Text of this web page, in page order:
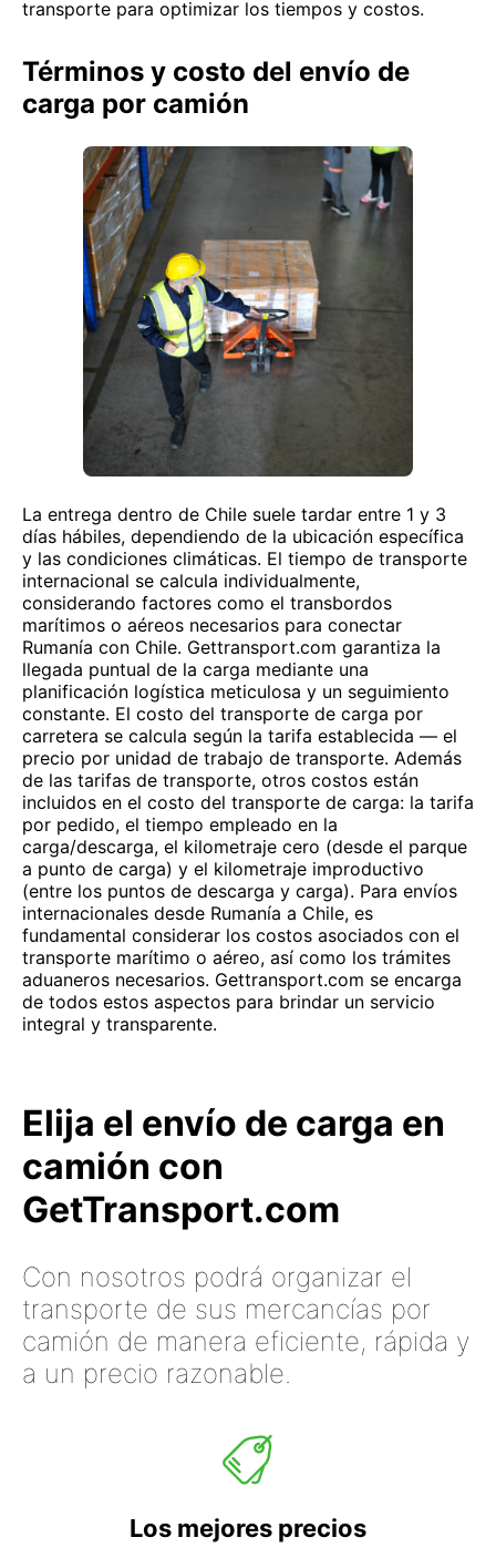
transporte para optimizar los tiempos y costos.
Términos y costo del envío de
carga por camión
La entrega dentro de Chile suele tardar entre 1 y 3
días hábiles, dependiendo de la ubicación específica
y las condiciones climáticas. El tiempo de transporte
internacional se calcula individualmente,
considerando factores como el transbordos
marítimos o aéreos necesarios para conectar
Rumanía con Chile. Gettransport.com garantiza la
llegada puntual de la carga mediante una
planificación logística meticulosa y un seguimiento
constante. El costo del transporte de carga por
carretera se calcula según la tarifa establecida — el
precio por unidad de trabajo de transporte. Además
de las tarifas de transporte, otros costos están
incluidos en el costo del transporte de carga: la tarifa
por pedido, el tiempo empleado en la
carga/descarga, el kilometraje cero (desde el parque
a punto de carga) y el kilometraje improductivo
(entre los puntos de descarga y carga). Para envíos
internacionales desde Rumanía a Chile, es
fundamental considerar los costos asociados con el
transporte marítimo o aéreo, así como los trámites
aduaneros necesarios. Gettransport.com se encarga
de todos estos aspectos para brindar un servicio
integral y transparente.
Elija el envío de carga en
camión con
GetTransport.com
Con nosotros podrá organizar el
transporte de sus mercancías por
camión de manera eficiente, rápida y
a un precio razonable.
Los mejores precios